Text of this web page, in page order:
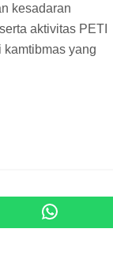
kesadaran
aktivitas PETI
yang